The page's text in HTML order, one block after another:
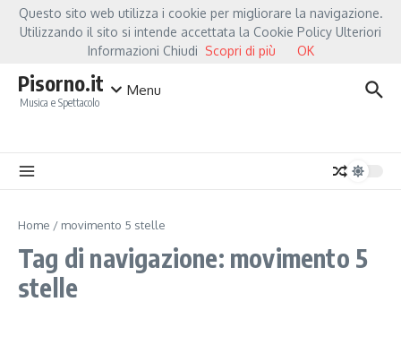
Salta al contenuto
Hot NewsFiorella Mannoia, a Capannori nasce “Anime Salve”: la data zero è
Pisorno.it
Musica e Spettacolo
Menu
Home / movimento 5 stelle
Tag di navigazione: movimento 5
stelle
Questo sito web utilizza i cookie per migliorare la navigazione.
Utilizzando il sito si intende accettata la Cookie Policy Ulteriori
Informazioni Chiudi Scopri di più OK